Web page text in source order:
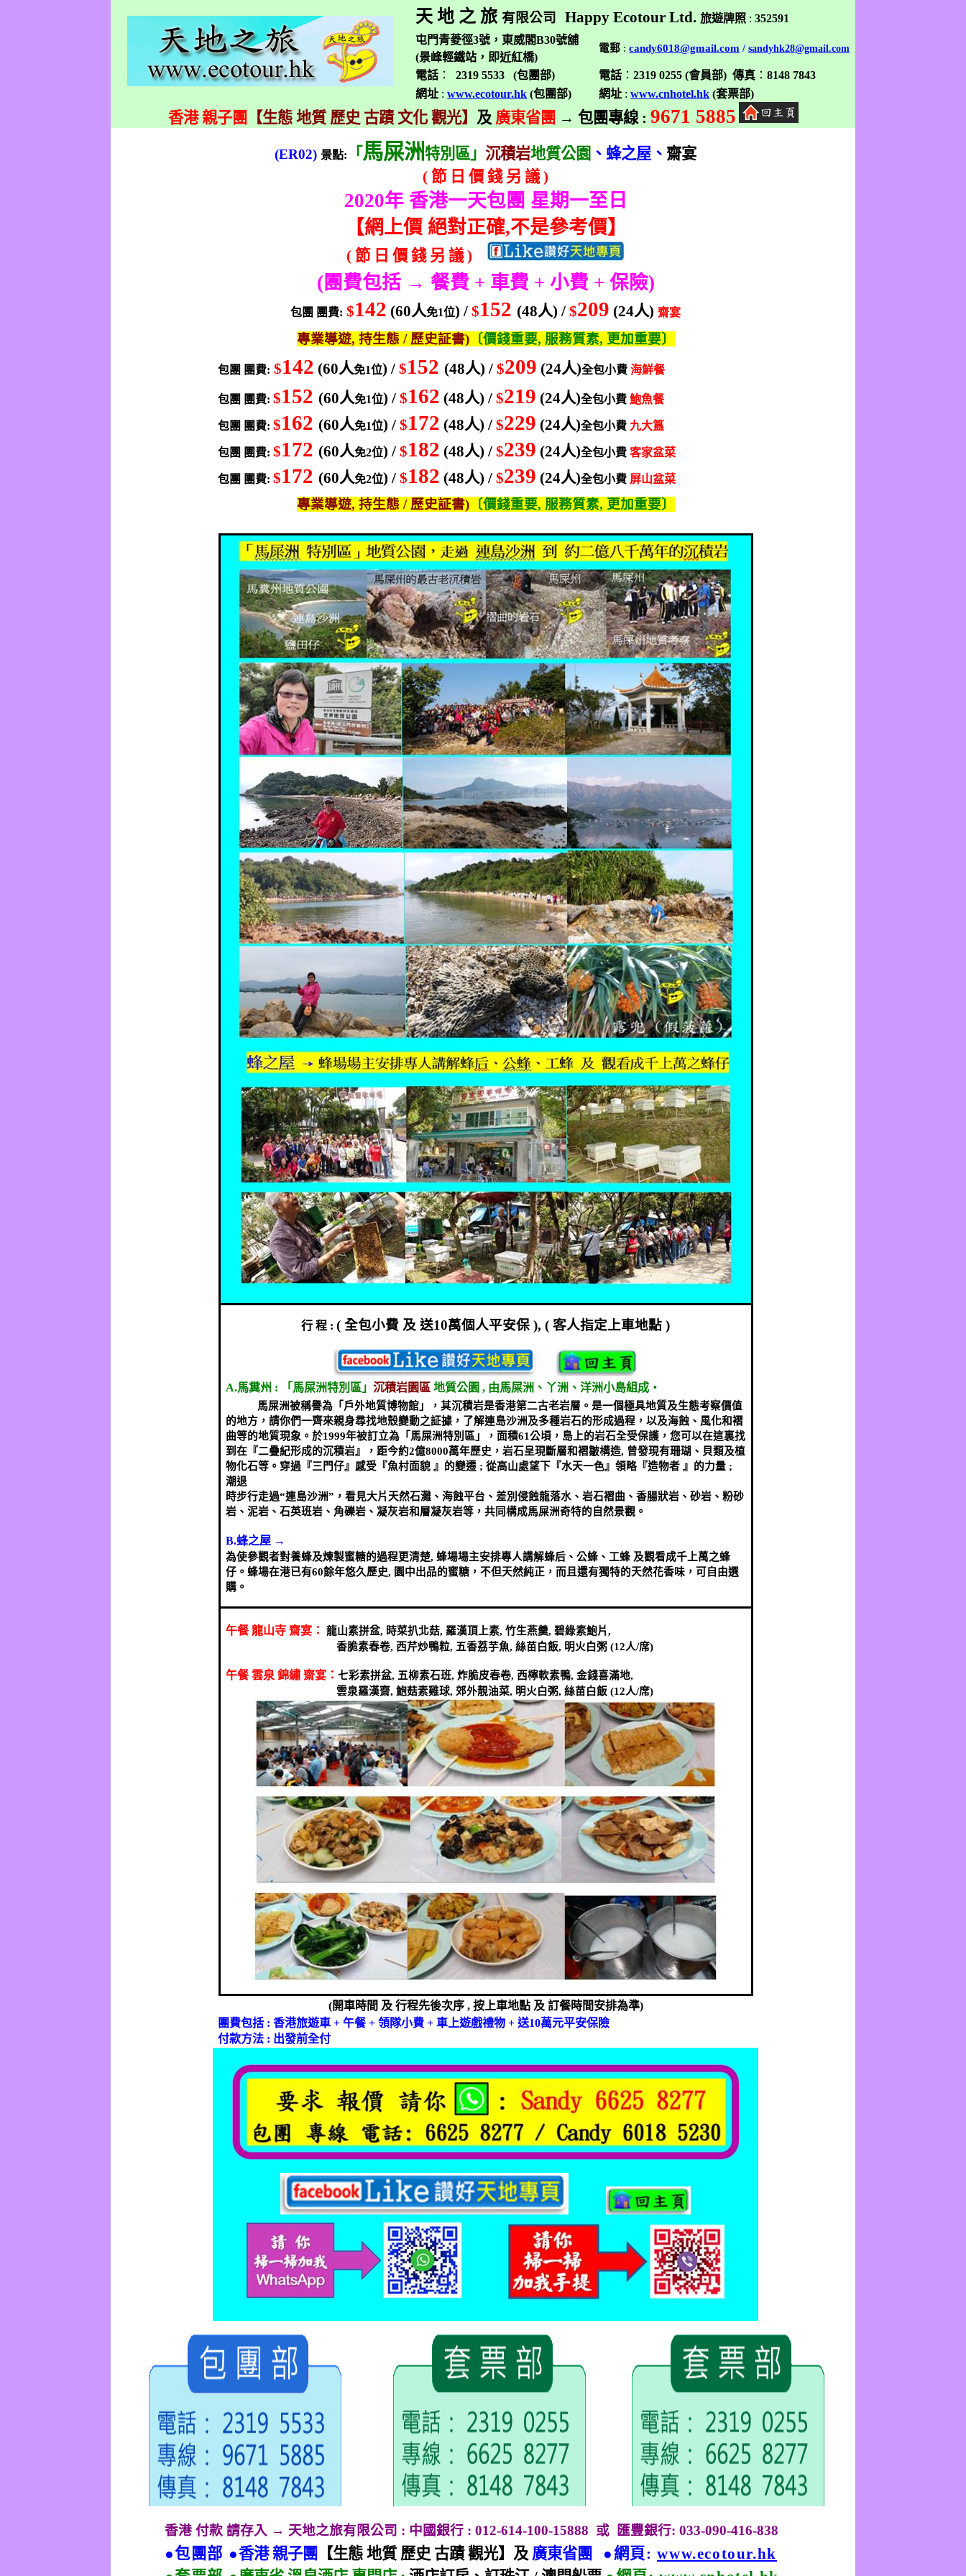
天 地 之 旅有限公司 Happy Ecotour Ltd.旅遊牌照 :352591
屯門青菱徑3號，東威閣B30號舖
(景峰輕鐵站，即近紅橋)
電郵 :candy6018@gmail.com /sandyhk28@gmail.com
電話 ： 2319 5533 (包團部) 電話 ：2319 0255 (會員部)傳真 ：8148 7843
網址 : www.ecotour.hk (包團部) 網址 : www.cnhotel.hk (套票部)
香港 親子團 【生態 地質 歷史 古蹟 文化 觀光】 及 廣東省團 → 包團專線: 9671 5885
(ER02)景點: 「馬屎洲特別區」沉積岩地質公園 、蜂之屋、齋宴
( 節 日 價 錢 另 議 )
2020年 香港一天包團 星期一至日
【網上價 絕對正確,不是參考價】
( 節 日 價 錢 另 議)
(團費包括 → 餐費 + 車費 + 小費 + 保險)
包團 團費: $142 (60人免1位) /$152 (48人) /$209 (24人)齋宴
專業導遊, 持生態 / 歷史証書)〔價錢重要, 服務質素, 更加重要〕
包團 團費: $142 (60人免1位) /$152 (48人) /$209 (24人)全包小費海鮮餐
包團 團費:$152 (60人免1位) /$162 (48人) /$219 (24人)全包小費鮑魚餐
包團 團費:$162 (60人免1位) /$172 (48人) /$229 (24人)全包小費 九大簋
包團 團費:$172 (60人免2位) /$182 (48人) /$239 (24人)全包小費客家盆菜
包團 團費:$172 (60人免2位) /$182 (48人) /$239 (24人)全包小費 屏山盆菜
專業導遊, 持生態 / 歷史証書)〔價錢重要, 服務質素, 更加重要〕
行 程 :(全包小費 及 送10萬個人平安保 ), (客人指定上車地點 )
A.馬糞州 : 「馬屎洲特別區」 沉積岩園區 地質公園 , 由馬屎洲、丫洲、洋洲小島組成‧
馬屎洲被稱譽為「戶外地質博物館」，其沉積岩是香港第二古老岩層。是一個極具地質及生態考察價值
的地方，請你們一齊來親身尋找地殼變動之証據，了解連島沙洲及多種岩石的形成過程，以及海蝕、風化和褶
曲等的地質現象。於1999年被訂立為「馬屎洲特別區」，面積61公頃，島上的岩石全受保護，您可以在這裏找
到在『二疊紀形成的沉積岩』，距今約2億8000萬年歷史，岩石呈現斷層和褶皺構造, 曾發現有珊瑚、貝類及植
物化石等。穿過『三門仔』感受『魚村面貌 』的變遷; 從高山處望下『水天一色』領略『造物者 』的力量;
潮退
時步行走過“連島沙洲” ，看見大片天然石灘、海蝕平台、差別侵蝕龍落水、岩石褶曲、香腸狀岩、砂岩、粉砂
岩、泥岩、石英班岩、角礫岩、凝灰岩和層凝灰岩等，共同構成馬屎洲奇特的自然景觀。
B.蜂之屋 →
為使參觀者對養蜂及煉製蜜糖的過程更清楚, 蜂場場主安排專人講解蜂后、公蜂、工蜂 及觀看成千上萬之蜂
仔。蜂場在港已有60餘年悠久歷史, 園中出品的蜜糖，不但天然純正，而且還有獨特的天然花香味，可自由選
購。
午餐 龍山寺 齋宴： 龍山素拼盆, 時菜扒北菇, 羅漢頂上素, 竹生燕羹, 碧綠素鮑片,
香脆素春卷, 西芹炒鴨粒, 五香荔芋魚, 絲苗白飯, 明火白粥(12人/席)
午餐 雲泉 錦繡 齋宴： 七彩素拼盆, 五柳素石班, 炸脆皮春卷, 西檸軟素鴨, 金錢喜滿地,
雲泉羅漢齋, 鮑菇素雞球, 郊外靚油菜, 明火白粥, 絲苗白飯 (12人/席)
(開車時間 及 行程先後次序, 按上車地點 及 訂餐時間安排為準)
團費包括 :香港旅遊車 +午餐+領隊小費 +車上遊戲禮物 +送10萬元平安保險
付款方法 : 出發前全付
香港 付款 請存入 → 天地之旅有限公司 : 中國銀行: 012-614-100-15888 或 匯豐銀行: 033-090-416-838
●包團部 ●香港 親子團 【生態 地質 歷史 古蹟 觀光】及 廣東省團 ●網頁:www.ecotour.hk